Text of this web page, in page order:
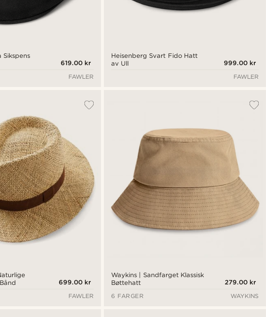
Sikspens
619.00 kr
FAWLER
Heisenberg Svart Fido Hatt
av Ull
999.00 kr
FAWLER
699.00 kr
FAWLER
Waykins | Sandfarget Klassisk
Bøttehatt
279.00 kr
6 FARGER
WAYKINS